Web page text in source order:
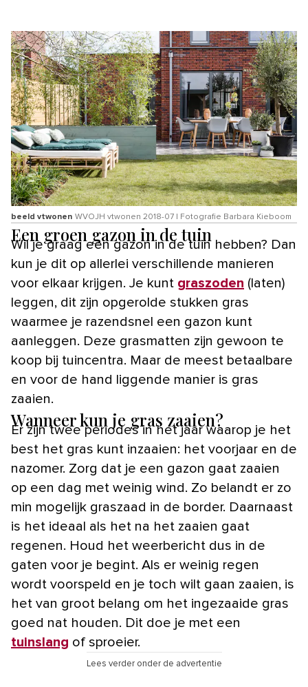
beeld vtwonen WVOJH vtwonen 2018-07 | Fotografie Barbara Kieboom
Een groen gazon in de tuin
Wil je graag een gazon in de tuin hebben? Dan
kun je dit op allerlei verschillende manieren
voor elkaar krijgen. Je kunt graszoden (laten)
leggen, dit zijn opgerolde stukken gras
waarmee je razendsnel een gazon kunt
aanleggen. Deze grasmatten zijn gewoon te
koop bij tuincentra. Maar de meest betaalbare
en voor de hand liggende manier is gras
zaaien.
Wanneer kun je gras zaaien?
Er zijn twee periodes in het jaar waarop je het
best het gras kunt inzaaien: het voorjaar en de
nazomer. Zorg dat je een gazon gaat zaaien
op een dag met weinig wind. Zo belandt er zo
min mogelijk graszaad in de border. Daarnaast
is het ideaal als het na het zaaien gaat
regenen. Houd het weerbericht dus in de
gaten voor je begint. Als er weinig regen
wordt voorspeld en je toch wilt gaan zaaien, is
het van groot belang om het ingezaaide gras
goed nat houden. Dit doe je met een
tuinslang of sproeier.
Lees verder onder de advertentie